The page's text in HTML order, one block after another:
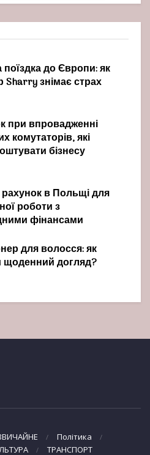
до Європи: як
Sharry знімає страх
при впровадженні
комутаторів, які
бізнесу
рахунок в Польщі для
роботи з
фінансами
для волосся: як
щоденний догляд?
Політика
ТРАНСПОРТ